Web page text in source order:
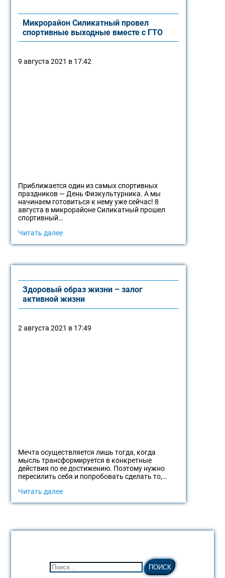
Микрорайон Силикатный провел
спортивные выходные вместе с ГТО
9 августа 2021 в 17:42
Приближается один из самых спортивных
праздников — День Физкультурника. А мы
начинаем готовиться к нему уже сейчас! 8
августа в микрорайоне Силикатный прошел
спортивный…
Читать далее
Здоровый образ жизни – залог
активной жизни
2 августа 2021 в 17:49
Мечта осуществляется лишь тогда, когда
мысль трансформируется в конкретные
действия по ее достижению. Поэтому нужно
пересилить себя и попробовать сделать то,…
Читать далее